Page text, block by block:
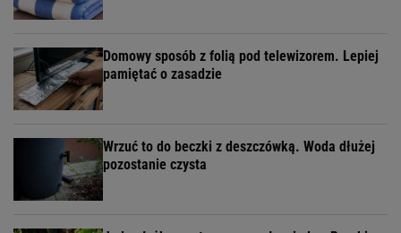
Domowy sposób z folią pod telewizorem. Lepiej
pamiętać o zasadzie
Wrzuć to do beczki z deszczówką. Woda dłużej
pozostanie czysta